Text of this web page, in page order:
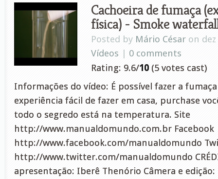
Cachoeira de fumaça
física) - Smoke
Posted by Mário César on
Vídeos | 0 comments
Rating: 9.6/10 (5 votes cast)
Informações do vídeo: É possível fazer a
experiência fácil de fazer em casa, purchase
todo o segredo está na temperatura. Site
http://www.manualdomundo.com.br Facebook
http://www.facebook.com/manualdomundo
http://www.twitter.com/manualdomundo
apresentação: Iberê Thenório Câmera e